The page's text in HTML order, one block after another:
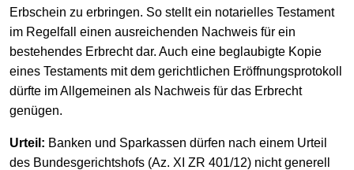
Erbschein zu erbringen. So stellt ein notarielles Testament
im Regelfall einen ausreichenden Nachweis für ein
bestehendes Erbrecht dar. Auch eine beglaubigte Kopie
eines Testaments mit dem gerichtlichen Eröffnungspro­tokoll
dürfte im Allgemeinen als Nachweis für das Erbrecht
genügen.
Urteil: Banken und Sparkassen dürfen nach einem Urteil
des Bundesgerichtshofs (Az. XI ZR 401/12) nicht generell